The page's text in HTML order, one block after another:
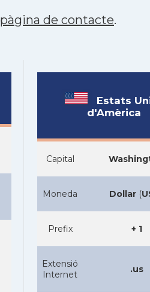
pàgina de contacte.
Estats
d'Amèrica
Capital
Moneda Dollar (
Prefix + 1
Extensió
Internet
.us